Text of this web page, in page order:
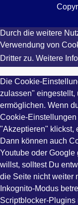
Durch die weitere
Verwendung von
Dritter zu. Weitere
Die Cookie-
zulassen" eingestellt,
ermöglichen. Wenn
Cookie-
"Akzeptieren" klickst,
Dann können auch
Youtube oder
willst, solltest Du
die Seite nicht weiter
Inkognito-Modus
Scriptblocker-Plugins